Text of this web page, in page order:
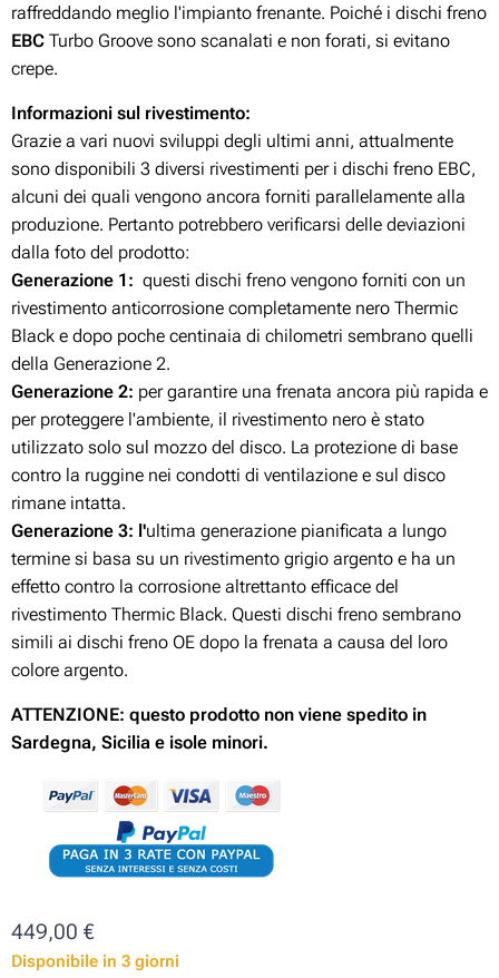
raffreddando meglio l'impianto frenante. Poiché i dischi freno
EBC Turbo Groove sono scanalati e non forati, si evitano
crepe.
Informazioni sul rivestimento:
Grazie a vari nuovi sviluppi degli ultimi anni, attualmente
sono disponibili 3 diversi rivestimenti per i dischi freno EBC,
alcuni dei quali vengono ancora forniti parallelamente alla
produzione. Pertanto potrebbero verificarsi delle deviazioni
dalla foto del prodotto:
Generazione 1: questi dischi freno vengono forniti con un
rivestimento anticorrosione completamente nero Thermic
Black e dopo poche centinaia di chilometri sembrano quelli
della Generazione 2.
Generazione 2: per garantire una frenata ancora più rapida e
per proteggere l'ambiente, il rivestimento nero è stato
utilizzato solo sul mozzo del disco. La protezione di base
contro la ruggine nei condotti di ventilazione e sul disco
rimane intatta.
Generazione 3: l'ultima generazione pianificata a lungo
termine si basa su un rivestimento grigio argento e ha un
effetto contro la corrosione altrettanto efficace del
rivestimento Thermic Black. Questi dischi freno sembrano
simili ai dischi freno OE dopo la frenata a causa del loro
colore argento.
ATTENZIONE: questo prodotto non viene spedito in
Sardegna, Sicilia e isole minori.
449,00 €
Disponibile in 3 giorni